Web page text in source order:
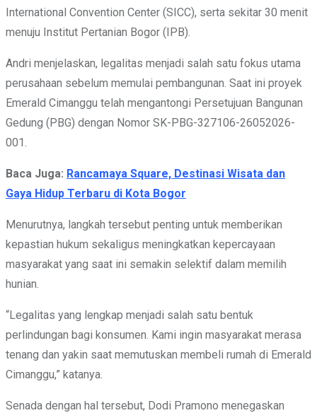
International Convention Center (SICC), serta sekitar 30 menit
menuju Institut Pertanian Bogor (IPB).
Andri menjelaskan, legalitas menjadi salah satu fokus utama
perusahaan sebelum memulai pembangunan. Saat ini proyek
Emerald Cimanggu telah mengantongi Persetujuan Bangunan
Gedung (PBG) dengan Nomor SK-PBG-327106-26052026-
001.
Baca Juga: Rancamaya Square, Destinasi Wisata dan
Gaya Hidup Terbaru di Kota Bogor
Menurutnya, langkah tersebut penting untuk memberikan
kepastian hukum sekaligus meningkatkan kepercayaan
masyarakat yang saat ini semakin selektif dalam memilih
hunian.
“Legalitas yang lengkap menjadi salah satu bentuk
perlindungan bagi konsumen. Kami ingin masyarakat merasa
tenang dan yakin saat memutuskan membeli rumah di Emerald
Cimanggu,” katanya.
Senada dengan hal tersebut, Dodi Pramono menegaskan